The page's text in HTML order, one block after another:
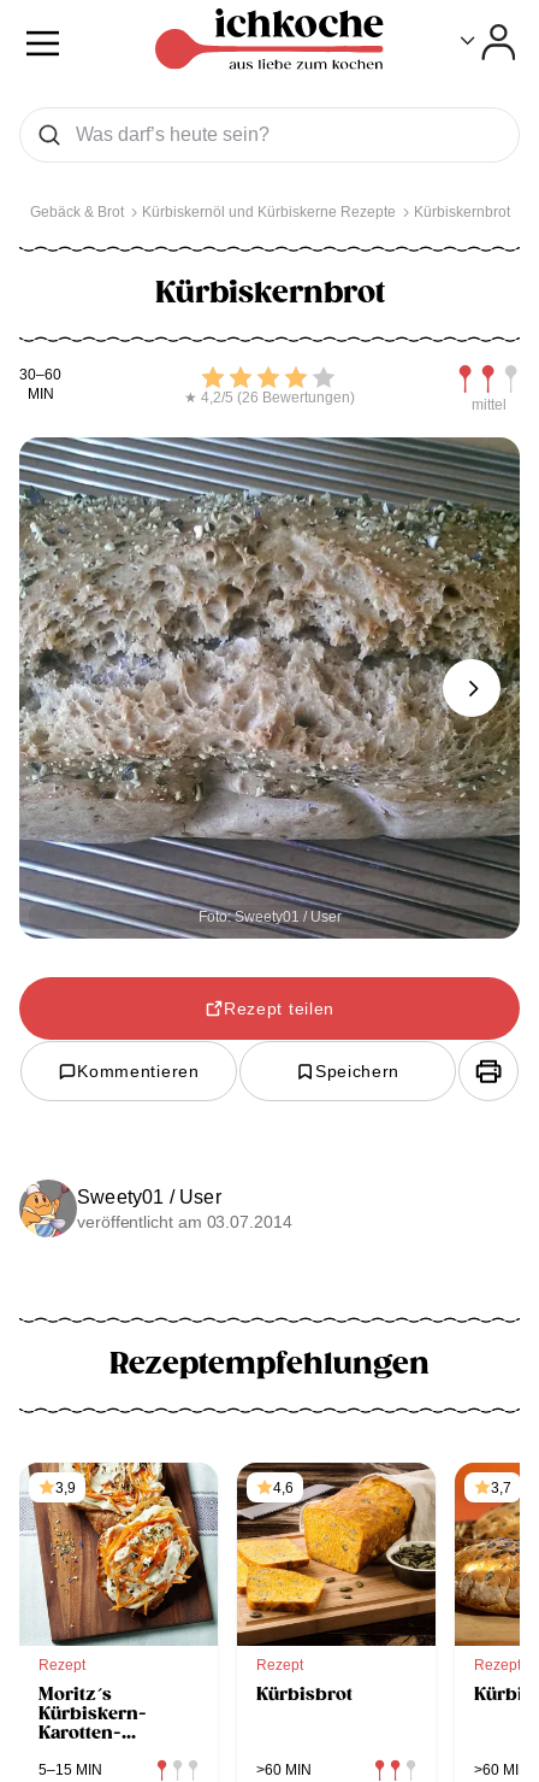
Was wollen Sie suchen
Suchen
Gebäck & Brot Kürbiskernöl und Kürbiskerne Rezepte Kürbiskernbrot
Kürbiskernbrot
Kochdauer
30–60
MIN
Bewerten
★ 4,2/5 (26 Bewertungen) mittel
Foto: Sweety01 / User
Next
Rezept teilen
Kommentieren Speichern
Sweety01 / User
veröffentlicht am 03.07.2014
Rezeptempfehlungen
3,9
Rezept
Moritz´s
Kürbiskern-
Karotten-
5–15 MIN
4,6
Rezept
Kürbisbrot
>60 MIN
3,7
Rezept
>60 MIN